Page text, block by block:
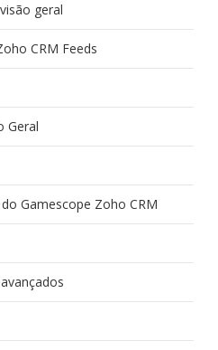
geral
CRM Feeds
Geral
Gamescope Zoho CRM